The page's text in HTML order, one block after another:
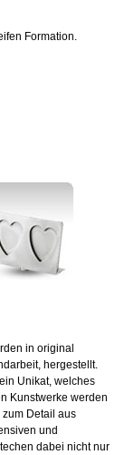
Formation.
in original
hergestellt.
Unikat, welches
Kunstwerke werden
Detail aus
und
dabei nicht nur